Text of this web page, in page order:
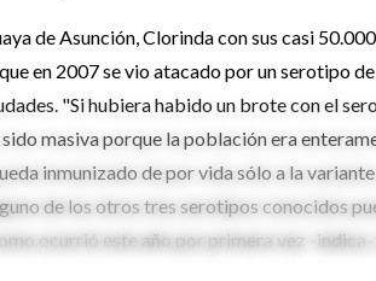
de Asunción, Clorinda con sus casi
en 2007 se vio atacado por un serotipo
"Si hubiera habido un brote con el
masiva porque la población era
inmunizado de por vida sólo a la
de los otros tres serotipos conocidos
ocurrió este año por primera vez -